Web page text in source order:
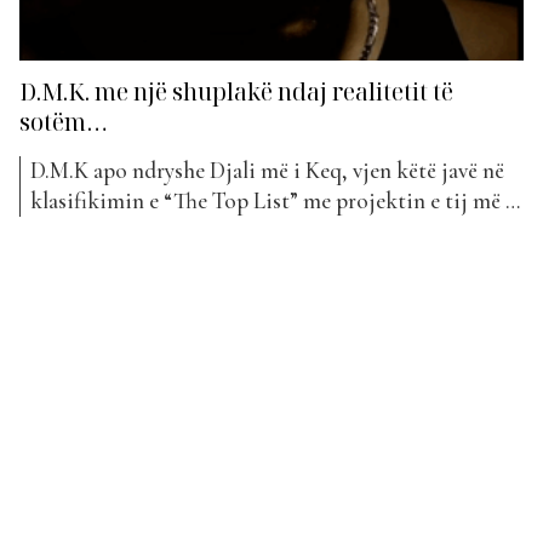
D.M.K. me një shuplakë ndaj realitetit të
sotëm…
D.M.K apo ndryshe Djali më i Keq, vjen këtë javë në
klasifikimin e “The Top List” me projektin e tij më të